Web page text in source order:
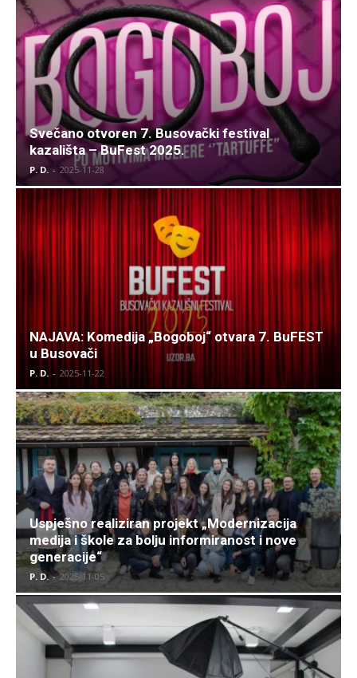
Svečano otvoren 7. Busovački festival
kazališta – BuFest 2025.
P. D. - 2025-11-28
NAJAVA: Komedija „Bogoboj“ otvara 7. BuFEST
u Busovači
P. D. - 2025-11-22
Uspješno realiziran projekt „Modernizacija
medija i škole za bolju informiranost i nove
generacije“
P. D. - 2025-11-05